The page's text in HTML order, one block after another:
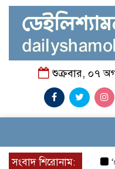
শুক্রবার, ০৭
সংবাদ শিরোনাম: